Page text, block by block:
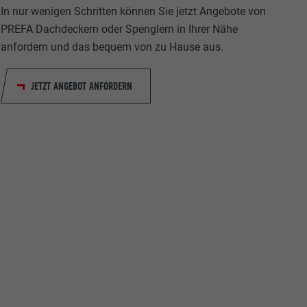
In nur wenigen Schritten können Sie jetzt Angebote von
PREFA Dachdeckern oder Spenglern in Ihrer Nähe
anfordern und das bequem von zu Hause aus.
JETZT ANGEBOT ANFORDERN
Daten
von Sie